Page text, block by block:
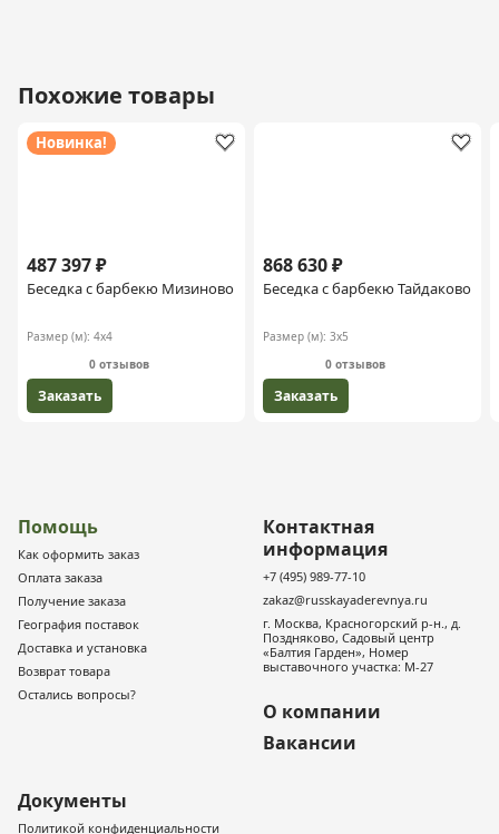
Похожие товары
Новинка!
487 397 ₽
Беседка с барбекю Мизиново
Размер (м): 4х4
0 отзывов
Заказать
868 630 ₽
Беседка с барбекю Тайдаково
Размер (м): 3х5
0 отзывов
Заказать
Помощь
Как оформить заказ
Оплата заказа
Получение заказа
География поставок
Доставка и установка
Возврат товара
Остались вопросы?
Контактная
информация
+7 (495) 989-77-10
zakaz@russkayaderevnya.ru
г. Москва, Красногорский р-н., д.
Поздняково, Садовый центр
«Балтия Гарден», Номер
выставочного участка: М-27
О компании
Вакансии
Документы
Политикой конфиденциальности